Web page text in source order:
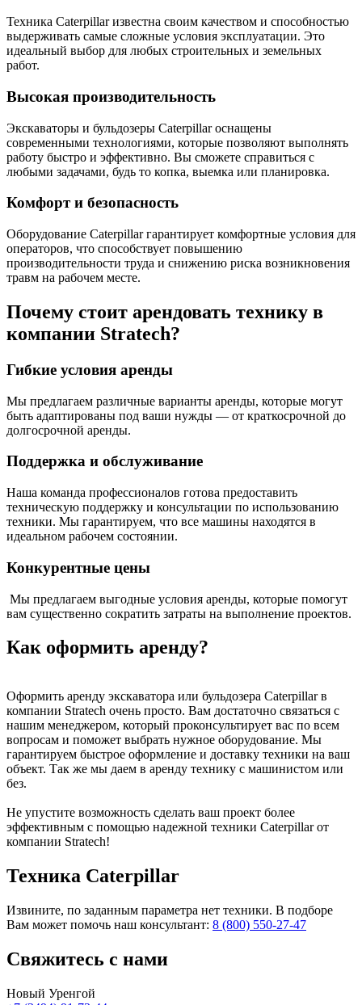
Техника Caterpillar известна своим качеством и способностью
выдерживать самые сложные условия эксплуатации. Это
идеальный выбор для любых строительных и земельных
работ.
Высокая производительность
Экскаваторы и бульдозеры Caterpillar оснащены
современными технологиями, которые позволяют выполнять
работу быстро и эффективно. Вы сможете справиться с
любыми задачами, будь то копка, выемка или планировка.
Комфорт и безопасность
Оборудование Caterpillar гарантирует комфортные условия для
операторов, что способствует повышению
производительности труда и снижению риска возникновения
травм на рабочем месте.
Почему стоит арендовать технику в
компании Stratech?
Гибкие условия аренды
Мы предлагаем различные варианты аренды, которые могут
быть адаптированы под ваши нужды — от краткосрочной до
долгосрочной аренды.
Поддержка и обслуживание
Наша команда профессионалов готова предоставить
техническую поддержку и консультации по использованию
техники. Мы гарантируем, что все машины находятся в
идеальном рабочем состоянии.
Конкурентные цены
Мы предлагаем выгодные условия аренды, которые помогут
вам существенно сократить затраты на выполнение проектов.
Как оформить аренду?
Оформить аренду экскаватора или бульдозера Caterpillar в
компании Stratech очень просто. Вам достаточно связаться с
нашим менеджером, который проконсультирует вас по всем
вопросам и поможет выбрать нужное оборудование. Мы
гарантируем быстрое оформление и доставку техники на ваш
объект. Так же мы даем в аренду технику с машинистом или
без.
Не упустите возможность сделать ваш проект более
эффективным с помощью надежной техники Caterpillar от
компании Stratech!
Техника Caterpillar
Извините, по заданным параметра нет техники. В подборе
Вам может помочь наш консультант: 8 (800) 550-27-47
Свяжитесь с нами
Новый Уренгой